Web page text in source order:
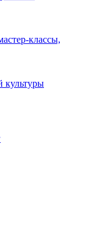
классы,
культуры